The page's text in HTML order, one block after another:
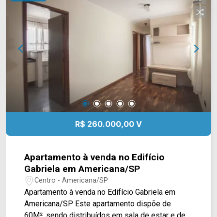
próximo à Av. Brasil, Rua Dom Pedro II, Rua
Fernando Camargo, Av. de Cillo e fácil acesso ao
Centro. Esta região conta com pizzaria Edwiges,
Comercial Esperança, praça Comendador Muller,
biblioteca, Mercado Municipal, restaurantes e
bancos. Entre em contato com a equipe da Arbix
Imóveis e agende a sua visita!! WhatsApp e
Telefone: (19) 3475-4546 ARBIX IMÓVEIS -
Presente em cada mudança!
R$ 260.000,00 V
Apartamento à venda no Edifício
Gabriela em Americana/SP
Centro - Americana/SP
Apartamento à venda no Edifício Gabriela em
Americana/SP Este apartamento dispõe de
60M², sendo distribuídos em sala de estar e de